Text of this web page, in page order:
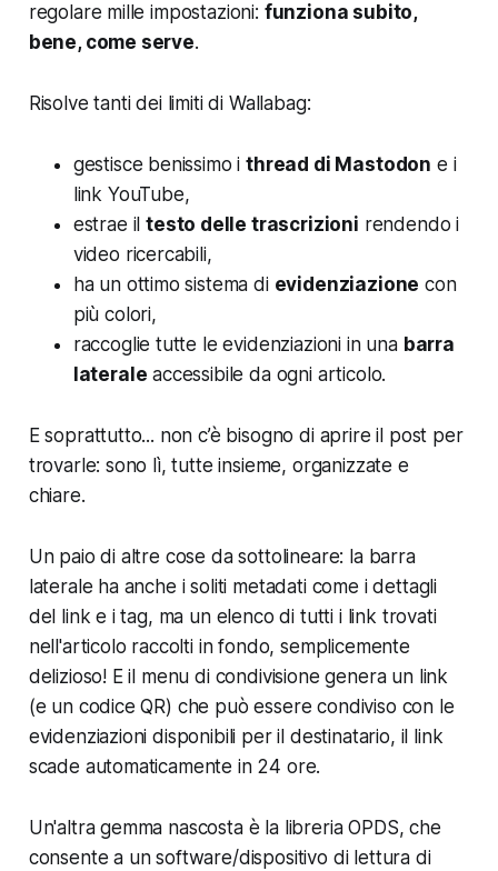
regolare mille impostazioni: funziona subito,
bene, come serve.
Risolve tanti dei limiti di Wallabag:
gestisce benissimo ithread di Mastodon e i
link YouTube,
estrae iltesto delle trascrizioni rendendo i
video ricercabili,
ha un ottimo sistema di evidenziazione con
più colori,
raccoglie tutte le evidenziazioni in una barra
laterale accessibile da ogni articolo.
E soprattutto... non c’è bisogno di aprire il post per
trovarle: sono lì, tutte insieme, organizzate e
chiare.
Un paio di altre cose da sottolineare: la barra
laterale ha anche i soliti metadati come i dettagli
del link e i tag, ma un elenco di tutti i link trovati
nell'articolo raccolti in fondo, semplicemente
delizioso! E il menu di condivisione genera un link
(e un codice QR) che può essere condiviso con le
evidenziazioni disponibili per il destinatario, il link
scade automaticamente in 24 ore.
Un'altra gemma nascosta è la libreria OPDS, che
consente a un software/dispositivo di lettura di